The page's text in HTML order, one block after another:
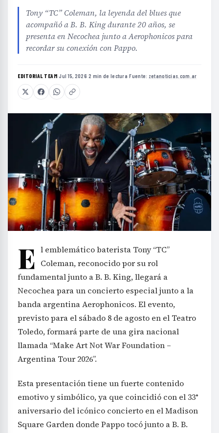
Tony “TC” Coleman, la leyenda del blues que
acompañó a B. B. King durante 20 años, se
presenta en Necochea junto a Aerophonicos para
recordar su conexión con Pappo.
EDITORIAL TEAM·Jul 15, 2026·2 min de lectura·Fuente: zetanoticias.com.ar
E l emblemático baterista Tony “TC”
Coleman, reconocido por su rol
fundamental junto a B. B. King, llegará a
Necochea para un concierto especial junto a la
banda argentina Aerophonicos. El evento,
previsto para el sábado 8 de agosto en el Teatro
Toledo, formará parte de una gira nacional
llamada “Make Art Not War Foundation –
Argentina Tour 2026”.
Esta presentación tiene un fuerte contenido
emotivo y simbólico, ya que coincidió con el 33°
aniversario del icónico concierto en el Madison
Square Garden donde Pappo tocó junto a B. B.